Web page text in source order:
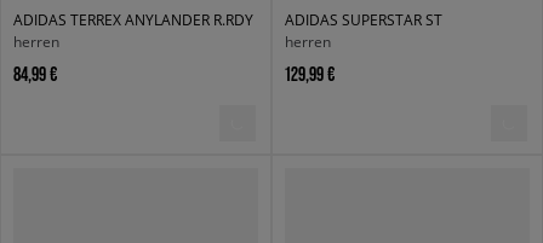
ADIDAS TERREX ANYLANDER R.RDY
herren
84,99 €
ADIDAS SUPERSTAR ST
herren
129,99 €